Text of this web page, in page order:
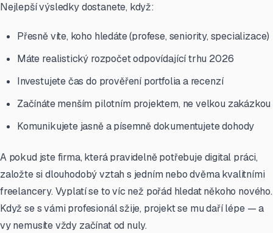
Nejlepší výsledky dostanete, když:
Přesně víte, koho hledáte (profese, seniority, specializace)
Máte realistický rozpočet odpovídající trhu 2026
Investujete čas do prověření portfolia a recenzí
Začínáte menším pilotním projektem, ne velkou zakázkou
Komunikujete jasně a písemně dokumentujete dohody
A pokud jste firma, která pravidelně potřebuje digital práci,
založte si dlouhodobý vztah s jedním nebo dvěma kvalitními
freelancery. Vyplatí se to víc než pořád hledat někoho nového.
Když se s vámi profesionál sžije, projekt se mu daří lépe — a
vy nemusíte vždy začínat od nuly.